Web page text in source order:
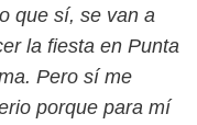
que sí, se van a
la fiesta en Punta
Pero sí me
porque para mí